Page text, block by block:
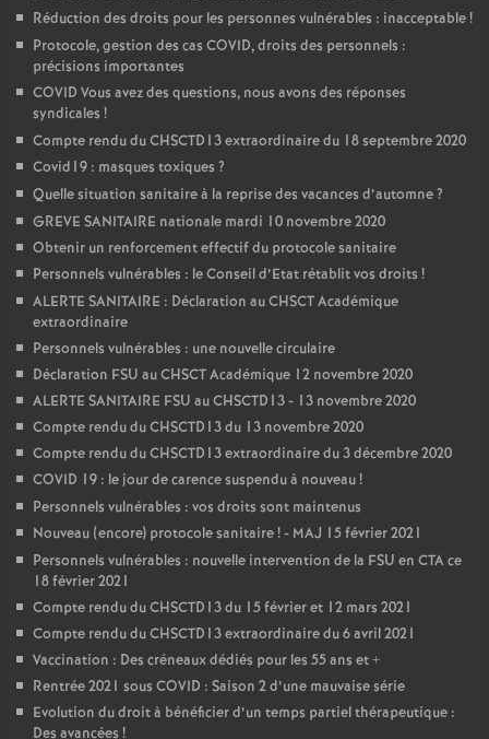
Réduction des droits pour les personnes vulnérables : inacceptable!
Protocole, gestion des cas COVID, droits des personnels :
précisions importantes
COVID Vous avez des questions, nous avons des réponses
syndicales !
Compte rendu du CHSCTD13 extraordinaire du 18 septembre 2020
Covid19 : masques toxiques ?
Quelle situation sanitaire à la reprise des vacances d’automne?
GREVE SANITAIRE nationale mardi 10 novembre 2020
Obtenir un renforcement effectif du protocole sanitaire
Personnels vulnérables : le Conseil d’Etat rétablit vos droits !
ALERTE SANITAIRE : Déclaration au CHSCT Académique
extraordinaire
Personnels vulnérables : une nouvelle circulaire
Déclaration FSU au CHSCT Académique 12 novembre 2020
ALERTE SANITAIRE FSU au CHSCTD13 - 13 novembre 2020
Compte rendu du CHSCTD13 du 13 novembre 2020
Compte rendu du CHSCTD13 extraordinaire du 3 décembre 2020
COVID 19 : le jour de carence suspendu à nouveau!
Personnels vulnérables : vos droits sont maintenus
Nouveau (encore) protocole sanitaire! - MAJ 15 février 2021
Personnels vulnérables : nouvelle intervention de la FSU en CTA ce
18 février 2021
Compte rendu du CHSCTD13 du 15 février et 12 mars 2021
Compte rendu du CHSCTD13 extraordinaire du 6 avril 2021
Vaccination : Des créneaux dédiés pour les 55 ans et +
Rentrée 2021 sous COVID : Saison 2 d’une mauvaise série
Evolution du droit à bénéficier d’un temps partiel thérapeutique :
Des avancées !